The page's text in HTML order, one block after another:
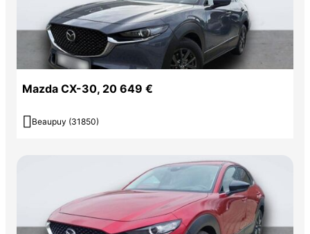
Mazda CX-30, 20 649 €
 Beaupuy (31850)